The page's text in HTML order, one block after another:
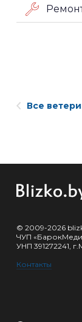
Все
© 2009-2026
ЧУП
УНП 391272241,
Контакты